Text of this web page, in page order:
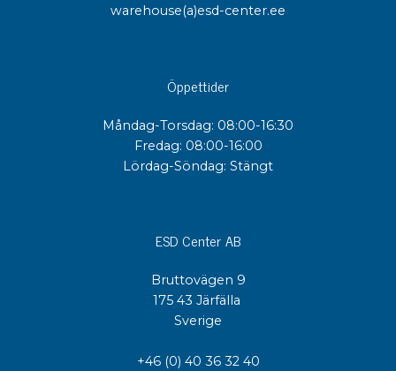
warehouse(a)esd-center.ee
Öppettider
Måndag-Torsdag: 08:00-16:30
Fredag: 08:00-16:00
Lördag-Söndag: Stängt
ESD Center AB
Bruttovägen 9
175 43 Järfälla
Sverige
+46 (0) 40 36 32 40